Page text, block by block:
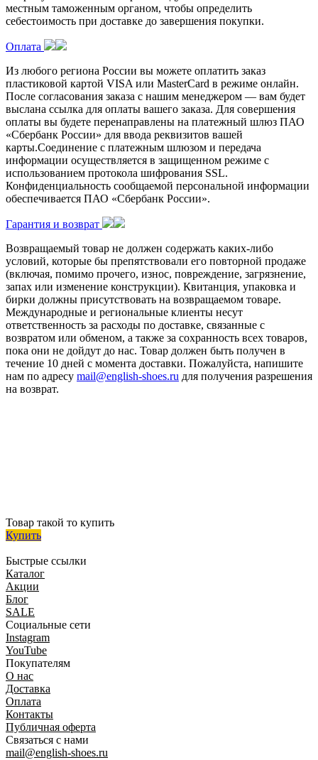
местным таможенным органом, чтобы определить
себестоимость при доставке до завершения покупки.
Оплата
Из любого региона России вы можете оплатить заказ
пластиковой картой VISA или MasterCard в режиме онлайн.
После согласования заказа с нашим менеджером — вам будет
выслана ссылка для оплаты вашего заказа. Для совершения
оплаты вы будете перенаправлены на платежный шлюз ПАО
«Сбербанк России» для ввода реквизитов вашей
карты.Соединение с платежным шлюзом и передача
информации осуществляется в защищенном режиме с
использованием протокола шифрования SSL.
Конфиденциальность сообщаемой персональной информации
обеспечивается ПАО «Сбербанк России».
Гарантия и возврат
Возвращаемый товар не должен содержать каких-либо
условий, которые бы препятствовали его повторной продаже
(включая, помимо прочего, износ, повреждение, загрязнение,
запах или изменение конструкции). Квитанция, упаковка и
бирки должны присутствовать на возвращаемом товаре.
Международные и региональные клиенты несут
ответственность за расходы по доставке, связанные с
возвратом или обменом, а также за сохранность всех товаров,
пока они не дойдут до нас. Товар должен быть получен в
течение 10 дней с момента доставки. Пожалуйста, напишите
нам по адресу mail@english-shoes.ru для получения разрешения
на возврат.
Товар такой то купить
Купить
Быстрые ссылки
Каталог
Акции
Блог
SALE
Социальные сети
Instagram
YouTube
Покупателям
O нас
Доставка
Оплата
Контакты
Публичная оферта
Связаться с нами
mail@english-shoes.ru